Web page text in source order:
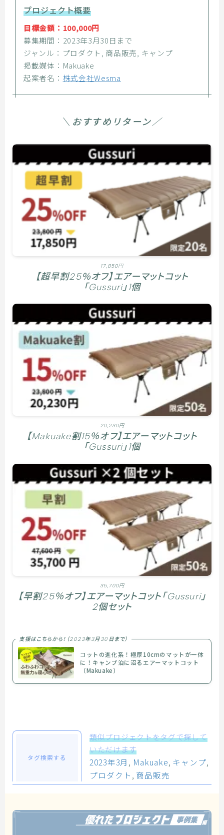
プロジェクト概要
目標金額：100,000円
募集期間：2023年3月30日まで
ジャンル：プロダクト, 商品販売, キャンプ
掲載媒体：Makuake
起案者名： 株式会社Wesma
＼おすすめリターン／
17,850円
【超早割25％オフ】エアーマットコット
「Gussuri」1個
20,230円
【Makuake割15％オフ】エアーマットコット
「Gussuri」1個
35,700円
【早割25％オフ】エアーマットコット「Gussuri」
2個セット
支援はこちらから！（2023年3月30日まで）
コットの進化系！極厚10cmのマットが一体
に！キャンプ泊に沼るエアーマットコット
（Makuake）
タグ検索する
類似プロジェクトをタグで探して
いただけます
2023年3月 , Makuake, キャンプ
プロダクト , 商品販売